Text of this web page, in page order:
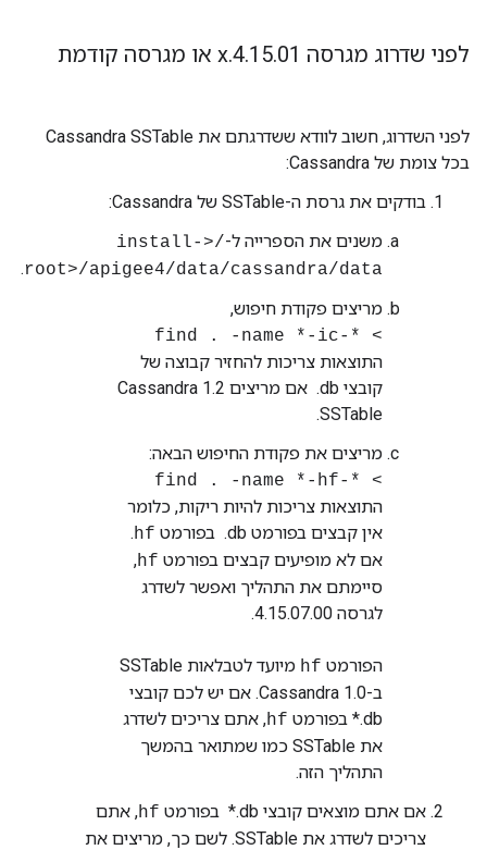
לפני שדרוג מגרסה 4 .15.01
.x או מגרסה קודמת
לפני השדרוג, חשוב לוודא ששדרגתם את Cassandra SSTable
בכל צומת של Cassandra:
בודקים את גרסת ה-SSTable של Cassandra:
משנים את הספרייה ל-
/<install-
root>/apigee4/data/cassandra/data
.
מריצים פקודת חיפוש,
> find . ‪-name *-ic-*
התוצאות צריכות להחזיר קבוצה של
קובצי ‎ .db אם מריצים Cassandra 1.2
SSTable.
מריצים את פקודת החיפוש הבאה:
> find . ‪-name *-hf-*
התוצאות צריכות להיות ריקות, כלומר
אין קבצים בפורמט ‎ .db בפורמט
hf
.
אם לא מופיעים קבצים בפורמט hf
,
סיימתם את התהליך ואפשר לשדרג
לגרסה 4.15.07.00.
הפורמט hf
מיועד לטבלאות SSTable
*.db בפורמט
hf, אתם צריכים לשדרג
את SSTable כמו שמתואר בהמשך
התהליך הזה.
אם אתם מוצאים קובצי ‎ *.db בפורמט
hf, אתם
צריכים לשדרג את SSTable. לשם כך, מריצים את